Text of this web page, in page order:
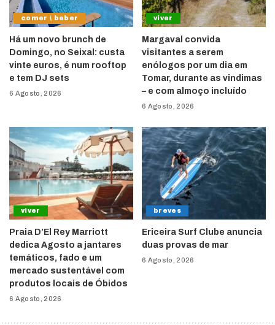
comer \ beber
Há um novo brunch de
Domingo, no Seixal: custa
vinte euros, é num rooftop
e tem DJ sets
6 Agosto, 2026
viver
Margaval convida
visitantes a serem
enólogos por um dia em
Tomar, durante as vindimas
– e com almoço incluído
6 Agosto, 2026
viver
Praia D’El Rey Marriott
dedica Agosto a jantares
temáticos, fado e um
mercado sustentável com
produtos locais de Óbidos
6 Agosto, 2026
breves
Ericeira Surf Clube anuncia
duas provas de mar
6 Agosto, 2026